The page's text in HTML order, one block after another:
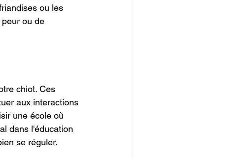
ou les
ou de
chiot. Ces
aux interactions
une école où
dans l'éducation
se réguler.